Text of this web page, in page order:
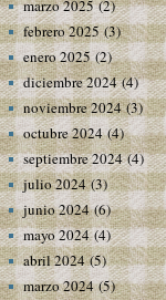
marzo 2025(2)
febrero 2025(3)
enero 2025(2)
diciembre 2024(4)
noviembre 2024(3)
octubre 2024(4)
septiembre 2024(4)
julio 2024(3)
junio 2024(6)
mayo 2024(4)
abril 2024(5)
marzo 2024(5)